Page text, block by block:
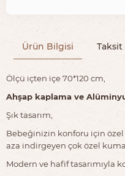
Ürün Bilgisi
Ölçü içten içe 70*120 cm,
Ahşap kaplama ve
Şık tasarım,
Bebeğinizin konforu için
aza indirgeyen çok özel
Modern ve hafif tasarımıyla